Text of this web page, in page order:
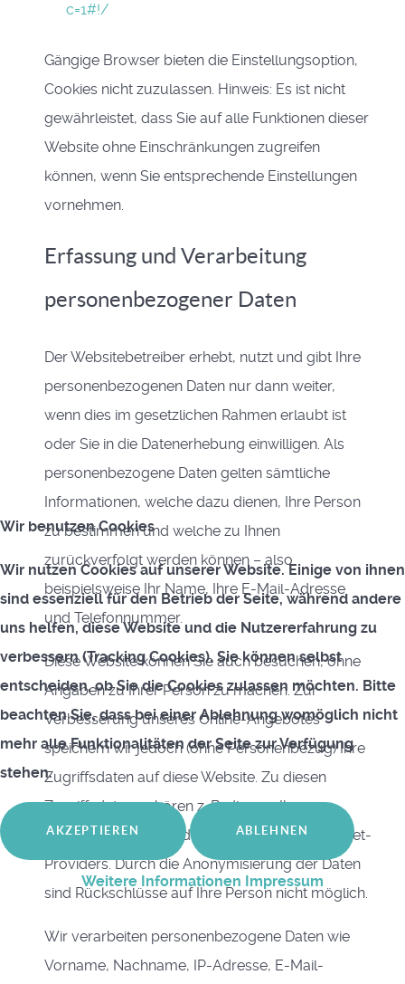
c=1#!/
Gängige Browser bieten die Einstellungsoption,
Cookies nicht zuzulassen. Hinweis: Es ist nicht
gewährleistet, dass Sie auf alle Funktionen dieser
Website ohne Einschränkungen zugreifen
können, wenn Sie entsprechende Einstellungen
vornehmen.
Erfassung und Verarbeitung
personenbezogener Daten
Der Websitebetreiber erhebt, nutzt und gibt Ihre
personenbezogenen Daten nur dann weiter,
wenn dies im gesetzlichen Rahmen erlaubt ist
oder Sie in die Datenerhebung einwilligen. Als
personenbezogene Daten gelten sämtliche
Informationen, welche dazu dienen, Ihre Person
zu bestimmen und welche zu Ihnen
zurückverfolgt werden können – also
beispielsweise Ihr Name, Ihre E-Mail-Adresse
und Telefonnummer.
Diese Website können Sie auch besuchen, ohne
Angaben zu Ihrer Person zu machen. Zur
Verbesserung unseres Online-Angebotes
speichern wir jedoch (ohne Personenbezug) Ihre
Zugriffsdaten auf diese Website. Zu diesen
Zugriffsdaten gehören z. B. die von Ihnen
angeforderte Datei oder der Name Ihres Internet-
Providers. Durch die Anonymisierung der Daten
sind Rückschlüsse auf Ihre Person nicht möglich.
Wir verarbeiten personenbezogene Daten wie
Vorname, Nachname, IP-Adresse, E-Mail-
Wir benutzen Cookies
Wir nutzen Cookies auf unserer Website. Einige von ihnen
sind essenziell für den Betrieb der Seite, während andere
uns helfen, diese Website und die Nutzererfahrung zu
verbessern (Tracking Cookies). Sie können selbst
entscheiden, ob Sie die Cookies zulassen möchten. Bitte
beachten Sie, dass bei einer Ablehnung womöglich nicht
mehr alle Funktionalitäten der Seite zur Verfügung
stehen.
AKZEPTIEREN ABLEHNEN
Weitere Informationen Impressum